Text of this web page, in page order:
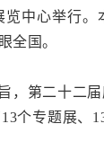
中心举行
全国。
，第二十二
个专题展、